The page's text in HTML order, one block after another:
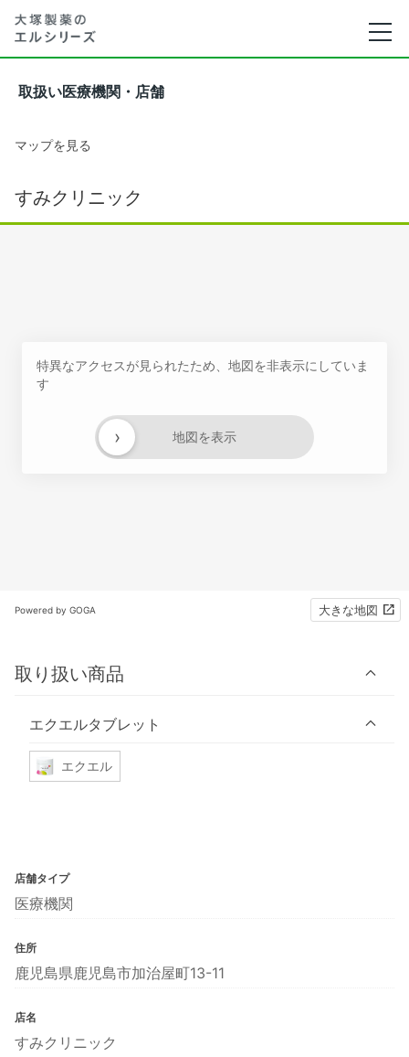
取扱い医療機関・店舗
マップを見る
すみクリニック
特異なアクセスが見られたため、地図を非表示にしていま
す
地図を表示
›
Powered by GOGA 大きな地図
取り扱い商品
エクエルタブレット
エクエル
店舗タイプ
医療機関
住所
鹿児島県鹿児島市加治屋町13-11
店名
すみクリニック